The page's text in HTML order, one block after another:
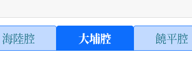
海陸腔 大埔腔 饒平腔